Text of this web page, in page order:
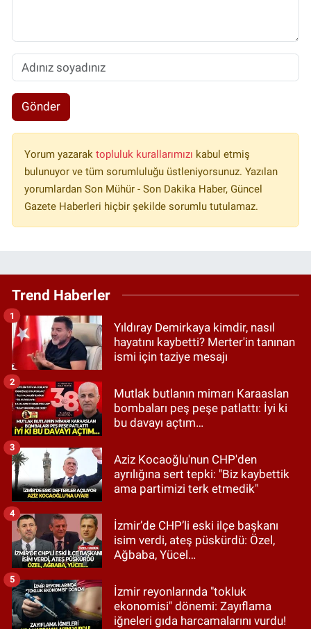
Gönder
Yorum yazarak topluluk kurallarımızı kabul etmiş
bulunuyor ve tüm sorumluluğu üstleniyorsunuz. Yazılan
yorumlardan Son Mühür - Son Dakika Haber, Güncel
Gazete Haberleri hiçbir şekilde sorumlu tutulamaz.
Trend Haberler
Yıldıray Demirkaya kimdir, nasıl
hayatını kaybetti? Merter'in tanınan
ismi için taziye mesajı
1
Mutlak butlanın mimarı Karaaslan
bombaları peş peşe patlattı: İyi ki
bu davayı açtım…
2
Aziz Kocaoğlu'nun CHP'den
ayrılığına sert tepki: "Biz kaybettik
ama partimizi terk etmedik"
3
İzmir’de CHP’li eski ilçe başkanı
isim verdi, ateş püskürdü: Özel,
Ağbaba, Yücel…
4
İzmir reyonlarında "tokluk
ekonomisi" dönemi: Zayıflama
iğneleri gıda harcamalarını vurdu!
5